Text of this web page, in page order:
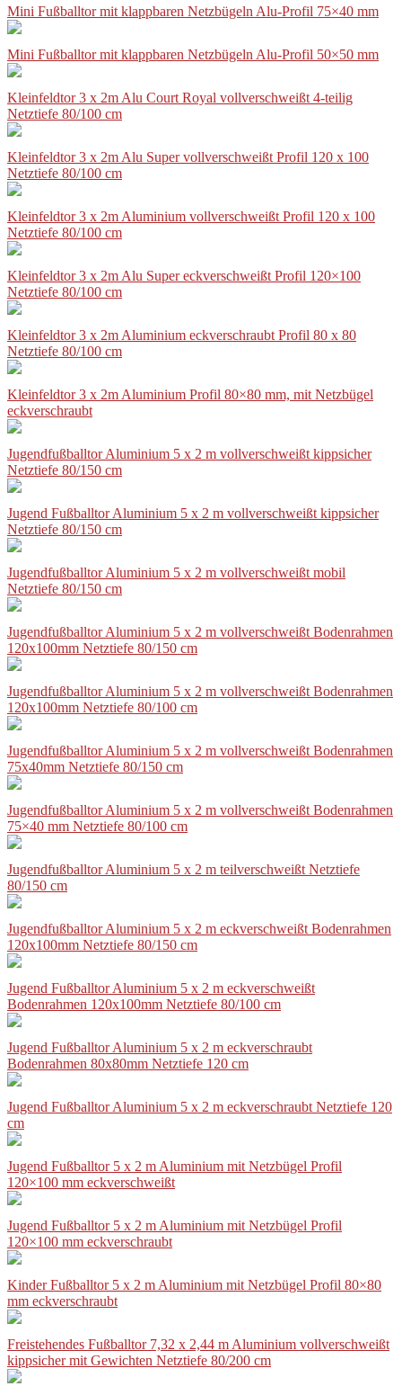
Mini Fußballtor mit klappbaren Netzbügeln Alu-Profil 75×40 mm
Mini Fußballtor mit klappbaren Netzbügeln Alu-Profil 50×50 mm
Kleinfeldtor 3 x 2m Alu Court Royal vollverschweißt 4-teilig
Netztiefe 80/100 cm
Kleinfeldtor 3 x 2m Alu Super vollverschweißt Profil 120 x 100
Netztiefe 80/100 cm
Kleinfeldtor 3 x 2m Aluminium vollverschweißt Profil 120 x 100
Netztiefe 80/100 cm
Kleinfeldtor 3 x 2m Alu Super eckverschweißt Profil 120×100
Netztiefe 80/100 cm
Kleinfeldtor 3 x 2m Aluminium eckverschraubt Profil 80 x 80
Netztiefe 80/100 cm
Kleinfeldtor 3 x 2m Aluminium Profil 80×80 mm, mit Netzbügel
eckverschraubt
Jugendfußballtor Aluminium 5 x 2 m vollverschweißt kippsicher
Netztiefe 80/150 cm
Jugend Fußballtor Aluminium 5 x 2 m vollverschweißt kippsicher
Netztiefe 80/150 cm
Jugendfußballtor Aluminium 5 x 2 m vollverschweißt mobil
Netztiefe 80/150 cm
Jugendfußballtor Aluminium 5 x 2 m vollverschweißt Bodenrahmen
120x100mm Netztiefe 80/150 cm
Jugendfußballtor Aluminium 5 x 2 m vollverschweißt Bodenrahmen
120x100mm Netztiefe 80/100 cm
Jugendfußballtor Aluminium 5 x 2 m vollverschweißt Bodenrahmen
75x40mm Netztiefe 80/150 cm
Jugendfußballtor Aluminium 5 x 2 m vollverschweißt Bodenrahmen
75×40 mm Netztiefe 80/100 cm
Jugendfußballtor Aluminium 5 x 2 m teilverschweißt Netztiefe
80/150 cm
Jugendfußballtor Aluminium 5 x 2 m eckverschweißt Bodenrahmen
120x100mm Netztiefe 80/150 cm
Jugend Fußballtor Aluminium 5 x 2 m eckverschweißt
Bodenrahmen 120x100mm Netztiefe 80/100 cm
Jugend Fußballtor Aluminium 5 x 2 m eckverschraubt
Bodenrahmen 80x80mm Netztiefe 120 cm
Jugend Fußballtor Aluminium 5 x 2 m eckverschraubt Netztiefe 120
cm
Jugend Fußballtor 5 x 2 m Aluminium mit Netzbügel Profil
120×100 mm eckverschweißt
Jugend Fußballtor 5 x 2 m Aluminium mit Netzbügel Profil
120×100 mm eckverschraubt
Kinder Fußballtor 5 x 2 m Aluminium mit Netzbügel Profil 80×80
mm eckverschraubt
Freistehendes Fußballtor 7,32 x 2,44 m Aluminium vollverschweißt
kippsicher mit Gewichten Netztiefe 80/200 cm